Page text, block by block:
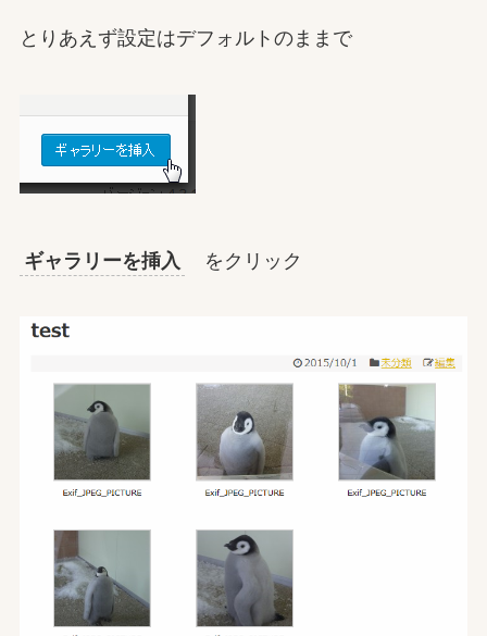
とりあえず設定はデフォルトのままで
ギャラリーを挿入 をクリック